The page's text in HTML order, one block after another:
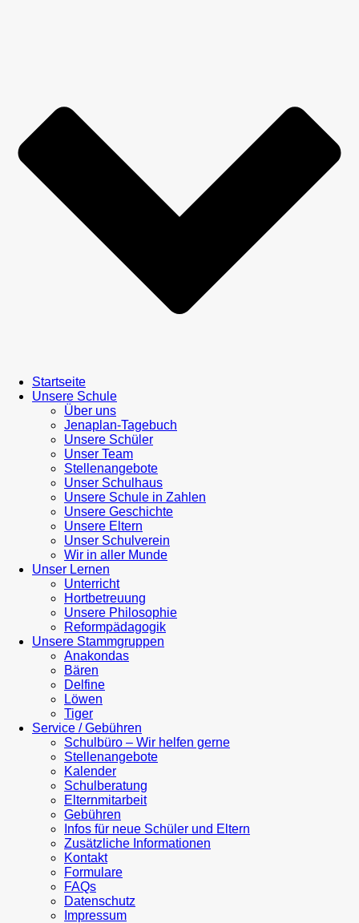
Startseite
Unsere Schule
Über uns
Jenaplan-Tagebuch
Unsere Schüler
Unser Team
Stellenangebote
Unser Schulhaus
Unsere Schule in Zahlen
Unsere Geschichte
Unsere Eltern
Unser Schulverein
Wir in aller Munde
Unser Lernen
Unterricht
Hortbetreuung
Unsere Philosophie
Reformpädagogik
Unsere Stammgruppen
Anakondas
Bären
Delfine
Löwen
Tiger
Service / Gebühren
Schulbüro – Wir helfen gerne
Stellenangebote
Kalender
Schulberatung
Elternmitarbeit
Gebühren
Infos für neue Schüler und Eltern
Zusätzliche Informationen
Kontakt
Formulare
FAQs
Datenschutz
Impressum